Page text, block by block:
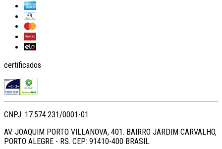
certificados
CNPJ: 17.574.231/0001-01
AV. JOAQUIM PORTO VILLANOVA, 401. BAIRRO JARDIM CARVALHO,
PORTO ALEGRE - RS. CEP: 91410-400 BRASIL.